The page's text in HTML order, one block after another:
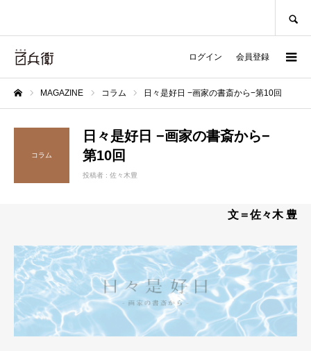
ログイン 会員登録
MAGAZINE コラム 日々是好日 −画家の書斎から−第10回
コラム
日々是好日 −画家の書斎から−
第10回
投稿者 : 佐々木豊
文＝佐々木 豊